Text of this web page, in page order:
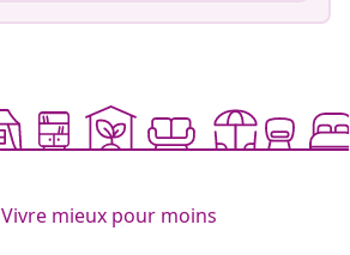
Vivre mieux pour moins